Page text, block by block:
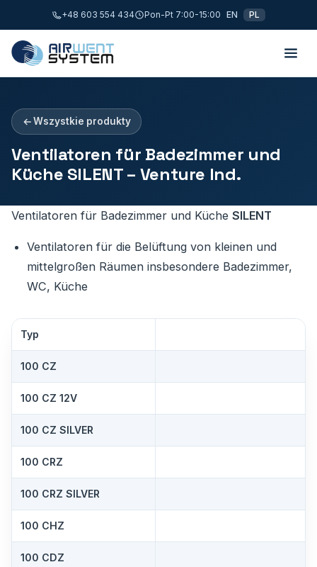
+48 603 554 434 Pon-Pt 7:00-15:00 EN PL
Wszystkie produkty
Ventilatoren für Badezimmer und
Küche SILENT – Venture Ind.
Ventilatoren für Badezimmer und Küche SILENT
Ventilatoren für die Belüftung von kleinen und
mittelgroßen Räumen insbesondere Badezimmer,
WC, Küche
Typ
100 CZ
100 CZ 12V
100 CZ SILVER
100 CRZ
100 CRZ SILVER
100 CHZ
100 CDZ